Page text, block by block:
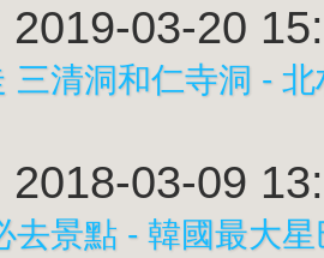
2019-03-20
三清洞和仁寺洞 -
2018-03-09
去景點 - 韓國最大